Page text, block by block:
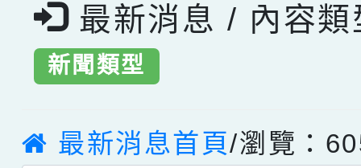
最新消息 / 內容類
新聞類型
最新消息首頁/瀏覽：